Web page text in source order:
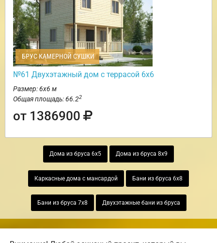
БРУС КАМЕРНОЙ СУШКИ
№61 Двухэтажный дом с террасой 6х6
Размер: 6х6 м
Общая площадь: 66.22
от 1386900
Дома из бруса 6х5 Дома из бруса 8х9
Каркасные дома с мансардой Бани из бруса 6х8
Бани из бруса 7х8 Двухэтажные бани из бруса